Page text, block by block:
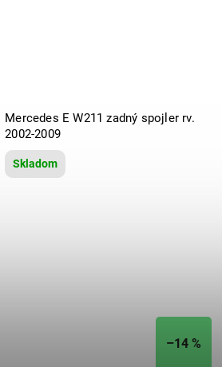
Mercedes E W211 zadný spojler rv.
2002-2009
Skladom
–14 %